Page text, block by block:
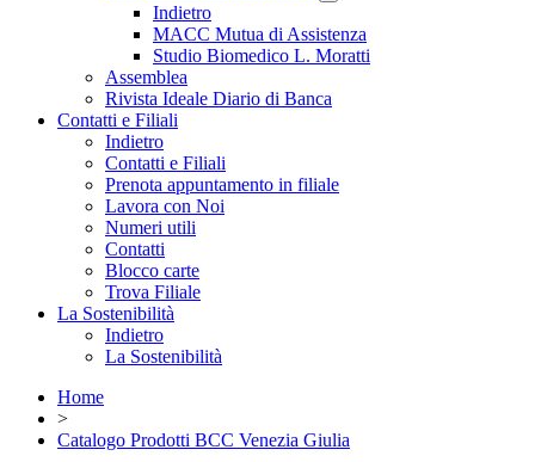
Indietro
MACC Mutua di Assistenza
Studio Biomedico L. Moratti
Assemblea
Rivista Ideale Diario di Banca
Contatti e Filiali
Indietro
Contatti e Filiali
Prenota appuntamento in filiale
Lavora con Noi
Numeri utili
Contatti
Blocco carte
Trova Filiale
La Sostenibilità
Indietro
La Sostenibilità
Home
>
Catalogo Prodotti BCC Venezia Giulia